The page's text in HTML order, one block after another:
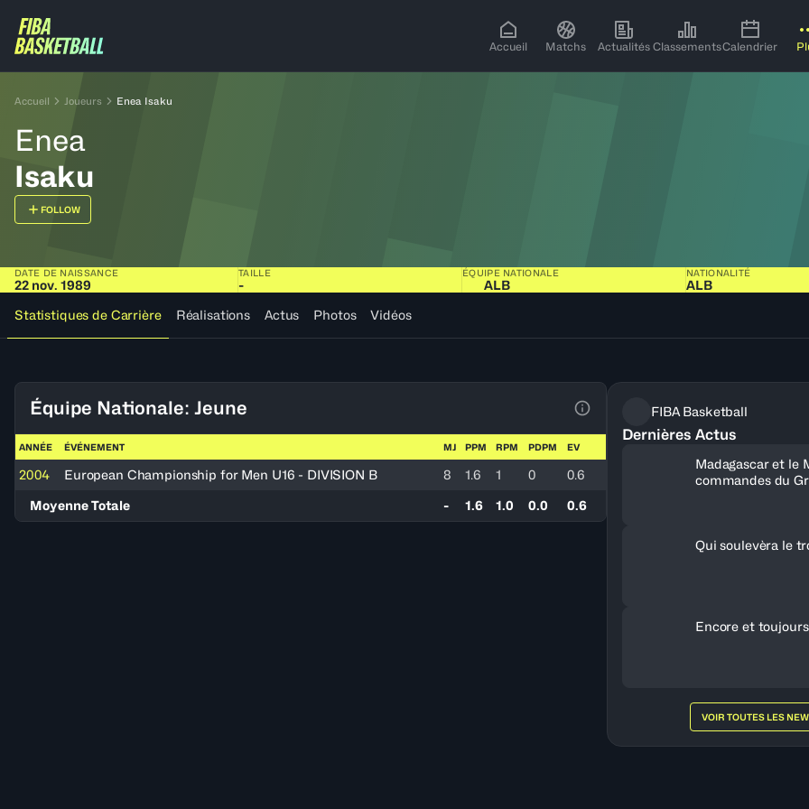
Accueil Matchs Actualités ClassementsCalendrier
Accueil Joueurs Enea Isaku
Enea
Isaku
FOLLOW
DATE DE NAISSANCE
22 nov. 1989
TAILLE
-
ÉQUIPE NATIONALE
ALB
NATIONALITÉ
ALB
Statistiques de Carrière
Réalisations Actus Photos Vidéos
Équipe Nationale: Jeune
Voir la Légende du Tableau
ANNÉE ÉVÉNEMENT MJ PPM RPM PDPM EV
2004 European Championship for Men U16 - DIVISION B 8 1.6 1 0
0.6
Moyenne Totale
- 1.6 1.0 0.0 0.6
FIBA Basketball
Dernières Actus
Madagascar et le
commandes du
Qui soulevèra le
Encore et
VOIR TOUTES LES